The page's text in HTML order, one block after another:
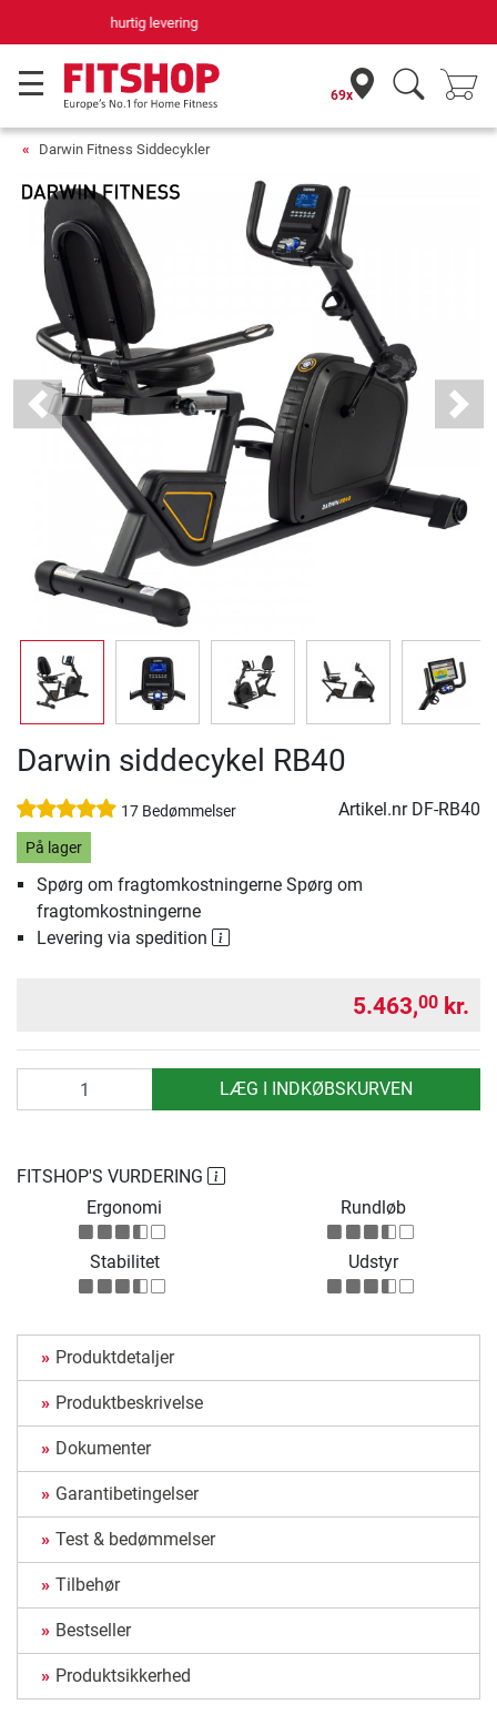
Din hjemmefitnessekspert gennem 42 år
69x
Darwin Fitness Siddecykler
Previous Next
Darwin siddecykel RB40
17 Bedømmelser Artikel.nr DF-RB40
På lager
Spørg om fragtomkostningerne Spørg om
fragtomkostningerne
Levering via spedition
5.463,00 kr.
LÆG I INDKØBSKURVEN
FITSHOP'S VURDERING
Ergonomi
Rundløb
Stabilitet Udstyr
Produktdetaljer
Produktbeskrivelse
Dokumenter
Garantibetingelser
Test & bedømmelser
Tilbehør
Bestseller
Produktsikkerhed